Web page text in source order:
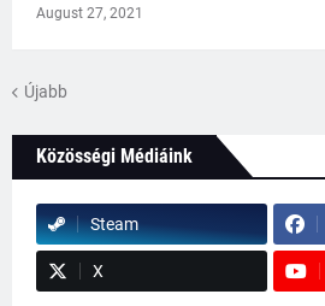
August 27, 2021
Újabb
Közösségi Médiáink
Steam
X